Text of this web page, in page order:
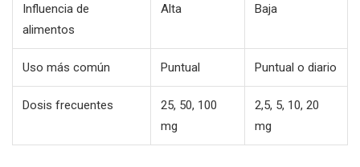
Influencia de
alimentos
Alta Baja
Uso más común Puntual Puntual o diario
Dosis frecuentes
25, 50, 100
mg
2,5, 5, 10, 20
mg